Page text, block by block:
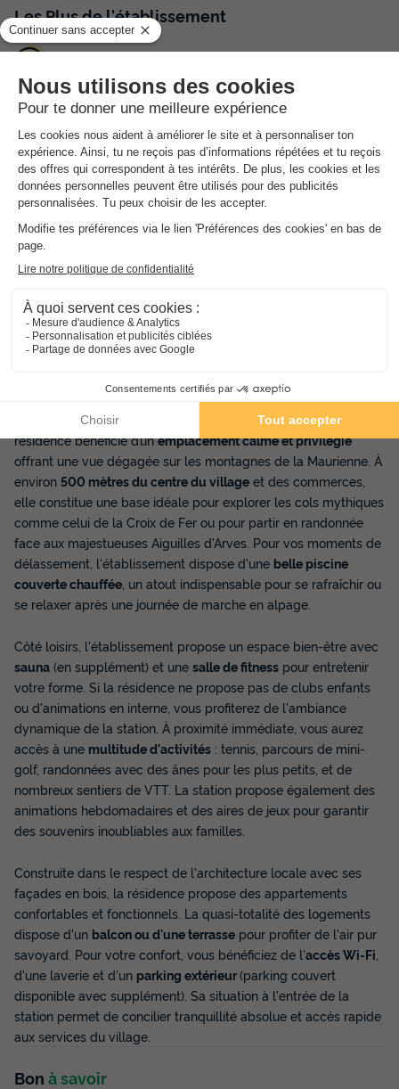
LesPlusde l'établissement
Cadre Paisible
Authenticité Savoyarde
Implantée au cœur de Saint Sorlin d’Arves face aux
célèbres Aiguilles d'Arves, la Résidence Les Bergers
bénéficie d’une situation idéale à proximité des
d’architecture typiquement montagnarde de votre
location de vacances, avec ses éléments en bois et ses
parements de pierre, s’intègre parfaitement à
Située à l’entrée de la station de Saint-Sorlin-d’Arves, cette
résidence bénéficie d’unemplacement calme et privilégié
offrant une vue dégagée sur les montagnes de la Maurienne. À
environ 500 mètres du centre du village et des commerces,
elle constitue une base idéale pour explorer les cols mythiques
comme celui de la Croix de Fer ou pour partir en randonnée
face aux majestueuses Aiguilles d'Arves. Pour vos moments de
délassement, l'établissement dispose d'une belle piscine
couverte chauffée , un atout indispensable pour se rafraîchir ou
se relaxer après une journée de marche en alpage.
Côté loisirs, l'établissement propose un espace bien-être avec
sauna (en supplément) et une salle de fitness pour entretenir
votre forme. Si la résidence ne propose pas de clubs enfants
ou d'animations en interne, vous profiterez de l'ambiance
dynamique de la station. À proximité immédiate, vous aurez
accès à une multitude d'activités : tennis, parcours de mini-
golf, randonnées avec des ânes pour les plus petits, et de
nombreux sentiers de VTT. La station propose également des
animations hebdomadaires et des aires de jeux pour garantir
des souvenirs inoubliables aux familles.
Construite dans le respect de l'architecture locale avec ses
façades en bois, la résidence propose des appartements
confortables et fonctionnels. La quasi-totalité des logements
dispose d'un balcon ou d'une terrasse pour profiter de l'air pur
savoyard. Pour votre confort, vous bénéficiez de l'accès Wi-Fi
d'une laverie et d'un parking extérieur(parking couvert
disponible avec supplément). Sa situation à l'entrée de la
station permet de concilier tranquillité absolue et accès rapide
aux services du village.
Bon à savoir